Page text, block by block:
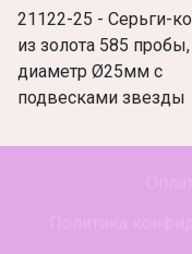
21122-25 - Серьги-
из золота 585 пробы,
диаметр Ø25мм с
подвесками звезды